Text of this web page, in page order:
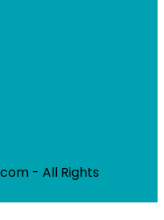
- All Rights